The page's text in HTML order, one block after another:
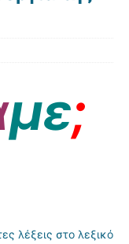
με;
λέξεις στο λεξικό